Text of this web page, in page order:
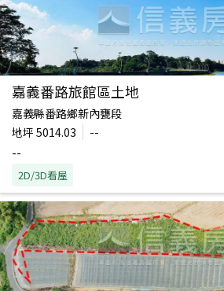
嘉義番路旅館區土地
嘉義縣番路鄉新內甕段
地坪 5014.03
--
--
2D/3D看屋